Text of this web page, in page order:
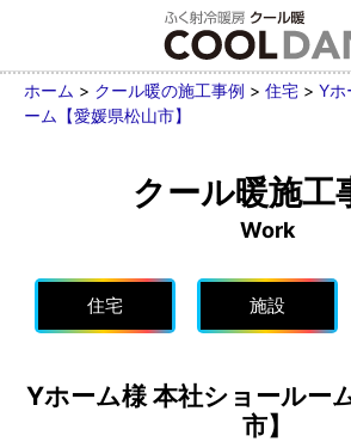
ホーム > クール暖の施工事例 > 住宅 > Yホ
ーム【愛媛県松山市】
クール暖施工
Work
Yホーム様 本社ショールー
市】